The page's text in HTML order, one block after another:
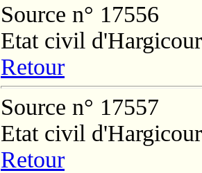
Source n° 17556
Etat civil
Retour
Source n° 17557
Etat civil
Retour